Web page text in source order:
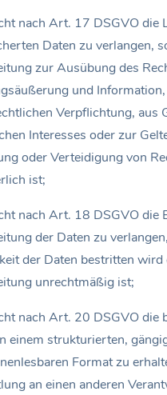
nach Art. 17 DSGVO die
Daten zu verlangen,
zur Ausübung des
und
Verpflichtung, aus
Interesses oder zur
oder Verteidigung von
ist;
nach Art. 18 DSGVO die
der Daten zu
der Daten bestritten wird
unrechtmäßig ist;
nach Art. 20 DSGVO die
einem strukturierten,
Format zu
an einen anderen